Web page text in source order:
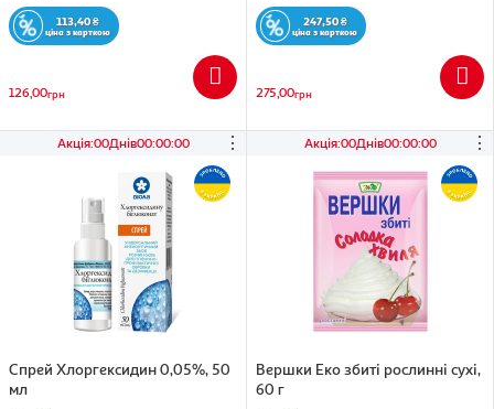
113,40₴
ціна з карткою
126,00грн
247,50₴
ціна з карткою
275,00грн
Акція:00Днів00:00:00 ⋮
Спрей Хлоргексидин 0,05%, 50
мл
Акція:00Днів00:00:00 ⋮
Вершки Еко збиті рослинні сухі,
60 г